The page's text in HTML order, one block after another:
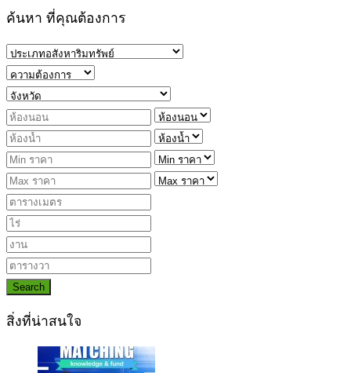
ค้นหา ที่คุณต้องการ
Search
สิ่งที่น่าสนใจ